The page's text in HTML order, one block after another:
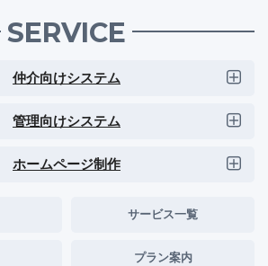
SERVICE
仲介向けシステム
管理向けシステム
ホームページ制作
サービス一覧
プラン案内